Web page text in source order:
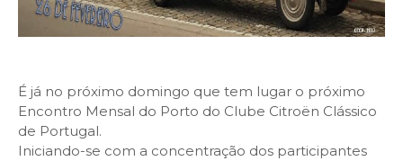
É já no próximo domingo que tem lugar o próximo
Encontro Mensal do Porto do Clube Citroën Clássico
de Portugal.
Iniciando-se com a concentração dos participantes